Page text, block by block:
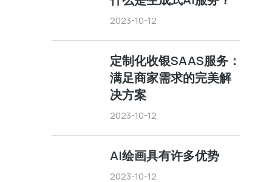
2023-10-12
定制化收银SAAS服务：
满足商家需求的完美解
决方案
2023-10-12
AI绘画具有许多优势
2023-10-12